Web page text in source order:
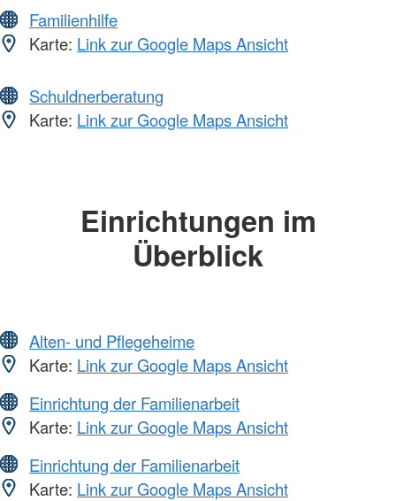
Familienhilfe
Karte: Link zur Google Maps Ansicht
Schuldnerberatung
Karte: Link zur Google Maps Ansicht
Einrichtungen im
Überblick
Alten- und Pflegeheime
Karte: Link zur Google Maps Ansicht
Einrichtung der Familienarbeit
Karte: Link zur Google Maps Ansicht
Einrichtung der Familienarbeit
Karte: Link zur Google Maps Ansicht